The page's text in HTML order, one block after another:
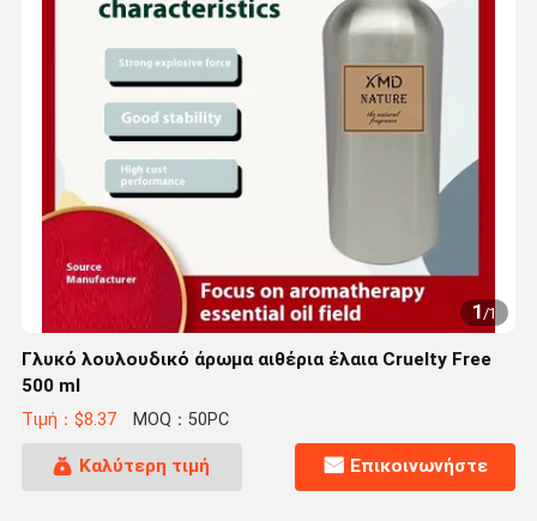
1/1
Γλυκό λουλουδικό άρωμα αιθέρια έλαια Cruelty Free
500 ml
Τιμή：$8.37 MOQ：50PC
Καλύτερη τιμή Επικοινωνήστε